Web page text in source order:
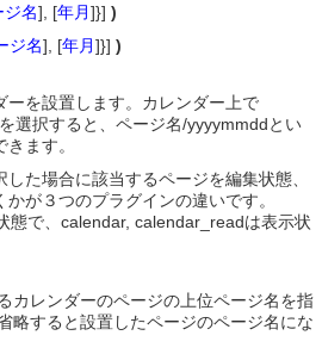
ジ名], [年月]}] )
ジ名], [年月]}] )
ーを設置します。カレンダー上で
選択すると、ページ名/yyyymmddとい
ます。
た場合に該当するページを編集状態、
が３つのプラグインの違いです。
態で、calendar, calendar_readは表示状
カレンダーのページの上位ページ名を指
略すると設置したページのページ名にな